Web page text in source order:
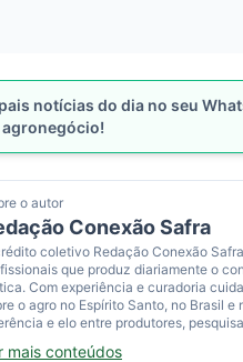
notícias do dia no seu
o autor
Conexão Safra
coletivo Redação Conexão
que produz diariamente o
Com experiência e curadoria
o agro no Espírito Santo, no Brasil
e elo entre produtores,
mais conteúdos